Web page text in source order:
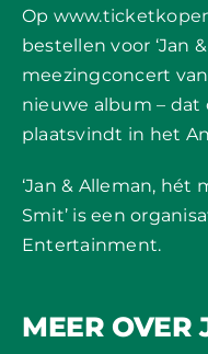
Op
bestellen voor ‘Jan
meezingconcert van
nieuwe album – dat
plaatsvindt in het
‘Jan & Alleman, hét
Smit’ is een
Entertainment.
MEER OVER